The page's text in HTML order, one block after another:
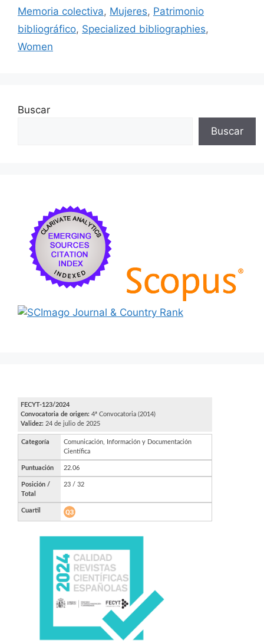
Memoria colectiva, Mujeres, Patrimonio
bibliográfico, Specialized bibliographies,
Women
Buscar
Buscar